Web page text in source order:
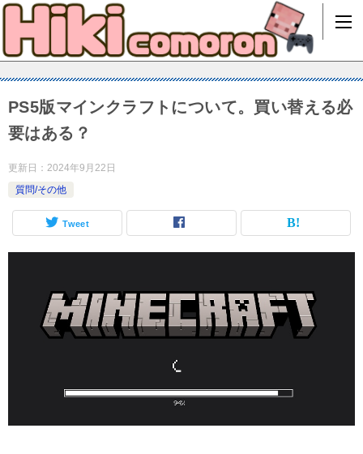
PS5版マインクラフトについて。買い替える必
要はある？
更新日： 2024年9月22日
質問/その他
Tweet